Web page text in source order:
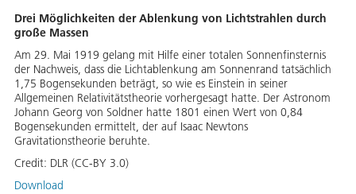
Drei Möglichkeiten der Ablenkung von Lichtstrahlen durch
große Massen
Am 29. Mai 1919 gelang mit Hilfe einer totalen Sonnenfinsternis
der Nachweis, dass die Lichtablenkung am Sonnenrand tatsächlich
1,75 Bogensekunden beträgt, so wie es Einstein in seiner
Allgemeinen Relativitätstheorie vorhergesagt hatte. Der Astronom
Johann Georg von Soldner hatte 1801 einen Wert von 0,84
Bogensekunden ermittelt, der auf Isaac Newtons
Gravitationstheorie beruhte.
Credit: DLR (CC-BY 3.0)
Download